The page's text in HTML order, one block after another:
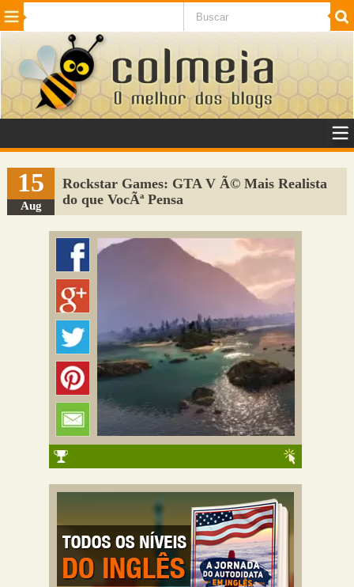
Beleza Cinema e TV
Internet Jogos NotÃ­cias SaÃºde
VeÃ­culos Adulto
Sugerir Link
Adicionar Blog
Colmeia Exchange
15
Aug
Rockstar Games: GTA V Ã© Mais Realista
do que VocÃª Pensa